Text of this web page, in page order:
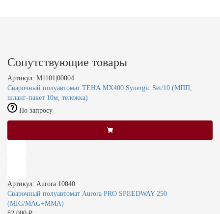
Сопутствующие товары
Артикул: M1101|00004
Сварочный полуавтомат ТЕНА MX400 Synergic Set/10 (МПП,
шланг-пакет 10м, тележка)
По запросу
Артикул: Aurora 10040
Сварочный полуавтомат Aurora PRO SPEEDWAY 250
(MIG/MAG+MMA)